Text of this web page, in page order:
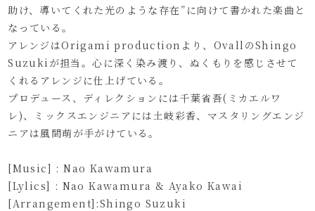
助け、導いてくれた光のような存在”に向けて書かれた楽曲と
なっている。
アレンジはOrigami productionより、OvallのShingo
Suzukiが担当。心に深く染み渡り、ぬくもりを感じさせて
くれるアレンジに仕上げている。
プロデュース、ディレクションには千葉省吾(ミカエルワ
レ)、ミックスエンジニアには土岐彩香、マスタリングエンジ
ニアは風間萌が手がけている。
[Music] : Nao Kawamura
[Lylics] : Nao Kawamura & Ayako Kawai
[Arrangement]:Shingo Suzuki